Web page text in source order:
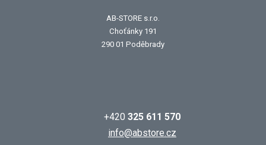
AB-STORE s.r.o.
Choťánky 191
290 01 Poděbrady
+420 325 611 570
info@abstore.cz